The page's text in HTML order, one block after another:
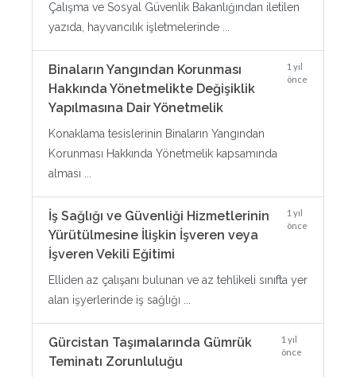
Çalışma ve Sosyal Güvenlik Bakanlığından iletilen
yazıda, hayvancılık işletmelerinde ...
Binaların Yangından Korunması
Hakkında Yönetmelikte Değişiklik
Yapılmasına Dair Yönetmelik
1 yıl
önce
Konaklama tesislerinin Binaların Yangından
Korunması Hakkında Yönetmelik kapsamında
alması ...
İş Sağlığı ve Güvenliği Hizmetlerinin
Yürütülmesine İlişkin İşveren veya
İşveren Vekili Eğitimi
1 yıl
önce
Elliden az çalışanı bulunan ve az tehlikeli sınıfta yer
alan işyerlerinde iş sağlığı ...
Gürcistan Taşımalarında Gümrük
Teminatı Zorunluluğu
1 yıl
önce